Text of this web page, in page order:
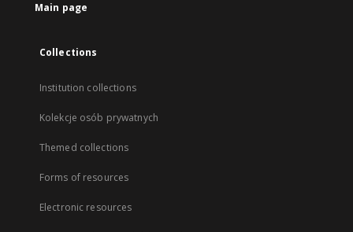
Main page
Collections
Institution collections
Kolekcje osób prywatnych
Themed collections
Forms of resources
Electronic resources